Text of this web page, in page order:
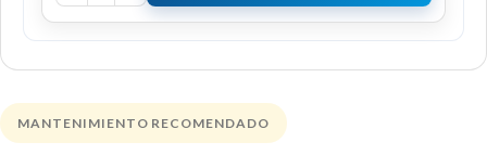
MANTENIMIENTO RECOMENDADO